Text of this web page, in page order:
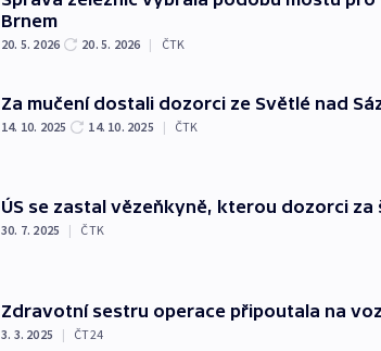
Brnem
20. 5. 2026 20. 5. 2026 | ČTK
Za mučení dostali dozorci ze Světlé nad
14. 10. 2025 14. 10. 2025 | ČTK
ÚS se zastal vězeňkyně, kterou dozorci
30. 7. 2025 | ČTK
Zdravotní sestru operace připoutala na
3. 3. 2025 | ČT24